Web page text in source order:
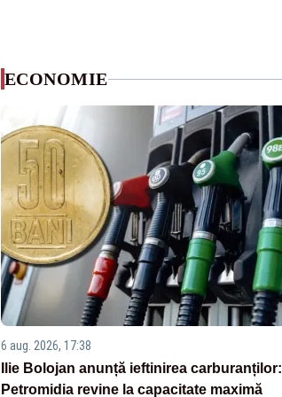
ECONOMIE
6 aug. 2026, 17:38
Ilie Bolojan anunță ieftinirea carburanților:
Petromidia revine la capacitate maximă